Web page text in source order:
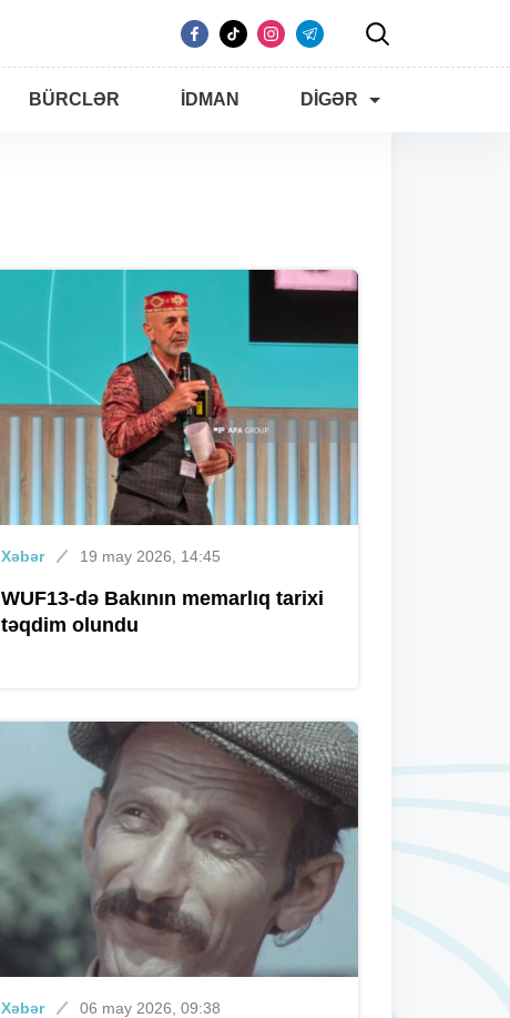
BÜRCLƏR İDMAN DIGƏR
Xəbər 19 may 2026, 14:45
WUF13-də Bakının memarlıq tarixi
təqdim olundu
Xəbər 06 may 2026, 09:38